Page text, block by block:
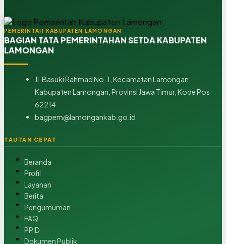
PEMERINTAH KABUPATEN LAMONGAN
BAGIAN TATA PEMERINTAHAN SETDA KABUPATEN
LAMONGAN
Jl. Basuki Rahmad No. 1, Kecamatan Lamongan,
Kabupaten Lamongan, Provinsi Jawa Timur, Kode Pos
62214
bagpem@lamongankab.go.id
TAUTAN CEPAT
Beranda
Profil
Layanan
Berita
Pengumuman
FAQ
PPID
Dokumen Publik